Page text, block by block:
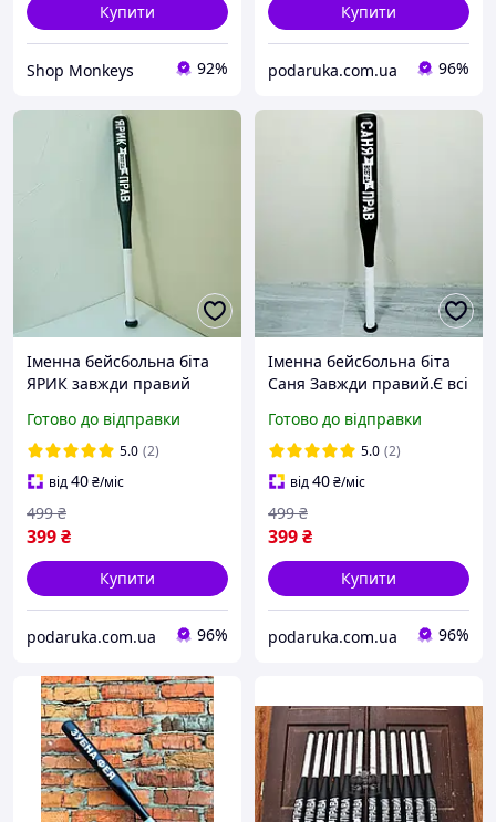
Купити
Shop Monkeys 92%
Купити
podaruka.com.ua 96%
Іменна бейсбольна біта
ЯРИК завжди правий
Готово до відправки
5.0 (2)
від40₴/міс
399₴
499 ₴
Купити
podaruka.com.ua 96%
Іменна бейсбольна біта
Саня Завжди правий.Є всі
Готово до відправки
5.0 (2)
від40₴/міс
399₴
499 ₴
Купити
podaruka.com.ua 96%